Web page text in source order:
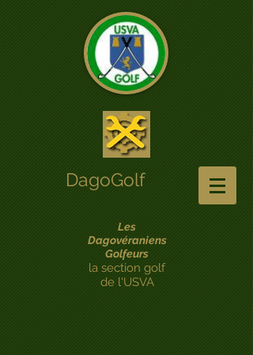
DagoGolf
Les
Dagovéraniens
Golfeurs
la section golf
de l'USVA